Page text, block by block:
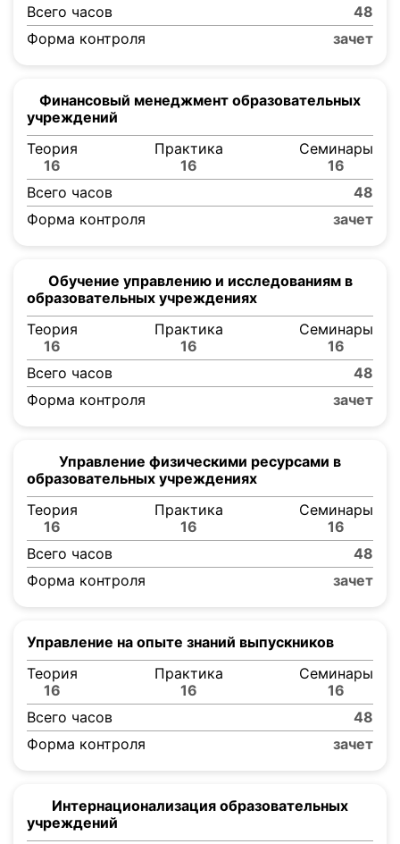
Всего часов
48
Форма контроля
зачет
Финансовый менеджмент образовательных
учреждений
Теория
16
Практика
16
Семинары
16
Всего часов
48
Форма контроля
зачет
Обучение управлению и исследованиям в
образовательных учреждениях
Теория
16
Практика
16
Семинары
16
Всего часов
48
Форма контроля
зачет
Управление физическими ресурсами в
образовательных учреждениях
Теория
16
Практика
16
Семинары
16
Всего часов
48
Форма контроля
зачет
Управление на опыте знаний выпускников
Теория
16
Практика
16
Семинары
16
Всего часов
48
Форма контроля
зачет
Интернационализация образовательных
учреждений